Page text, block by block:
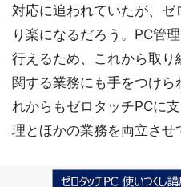
対応に追われていたが、
り楽になるだろう。PC管
行えるため、これから取り
関する業務にも手をつけら
れからもゼロタッチPCに
理とほかの業務を両立させ